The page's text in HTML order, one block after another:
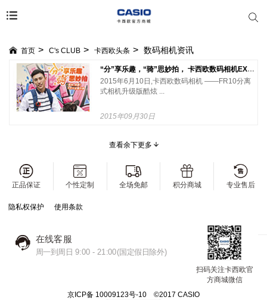
首页 C's CLUB 卡西欧头条 数码相机资讯
“分”享乐趣，“骑”思妙拍， 卡西欧数码相机EX-FR10功能升级！
2015年6月10日,卡西欧数码相机 ——FR10分离
式相机升级版酷炫 ...
2015年09月30日
查看余下更多
正品保证 个性定制 全场免邮 积分商城 专业售后
隐私权保护 使用条款
在线客服
周一到周日 9:00 - 21:00(国定假日除外)
扫码关注卡西欧官
方商城微信
京ICP备 10009123号-10 ©2017 CASIO